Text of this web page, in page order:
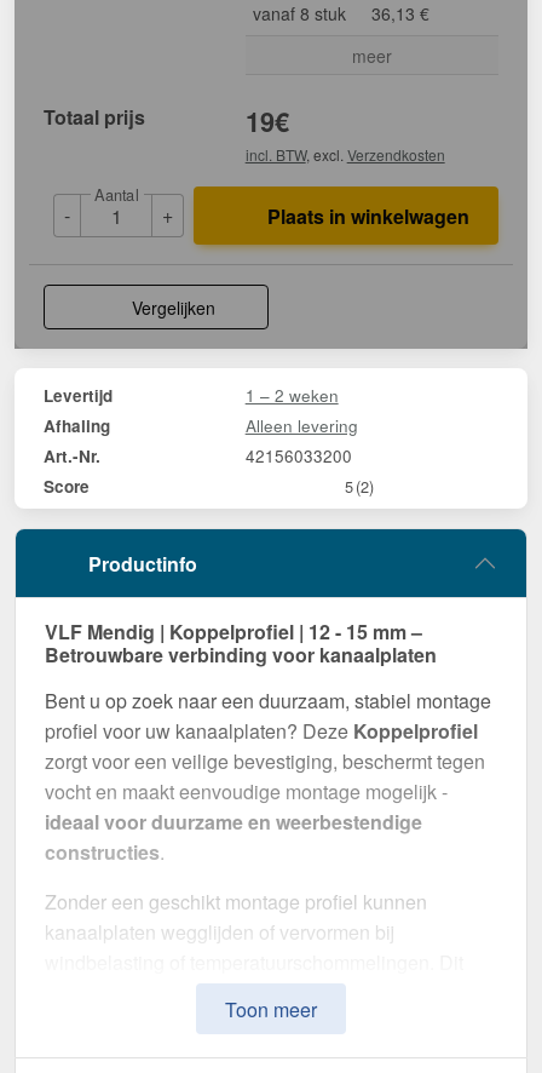
vanaf 8 stuk
36,13 €
meer
Totaal prijs 19€
incl. BTW, excl. Verzendkosten
-
Aantal
+ Plaats in winkelwagen
Vergelijken
Levertijd 1 – 2 weken
Afhaling Alleen levering
Art.-Nr. 42156033200
Score 5(2)
Productinfo
VLF Mendig | Koppelprofiel | 12 - 15 mm –
Betrouwbare verbinding voor kanaalplaten
Bent u op zoek naar een duurzaam, stabiel montage
profiel voor uw kanaalplaten? Deze Koppelprofiel
zorgt voor een veilige bevestiging, beschermt tegen
vocht en maakt eenvoudige montage mogelijk -
ideaal voor duurzame en weerbestendige
constructies.
Zonder een geschikt montage profiel kunnen
kanaalplaten wegglijden of vervormen bij
profiel zorgt voor eenstabiele, flexibele en visueel
aantrekkelijke montage.
Toon meer